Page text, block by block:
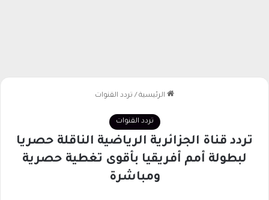
الرئيسية / تردد القنوات
تردد القنوات
تردد قناة الجزائرية الرياضية الناقلة حصريا
لبطولة أمم أفريقيا بأقوى تغطية حصرية
ومباشرة